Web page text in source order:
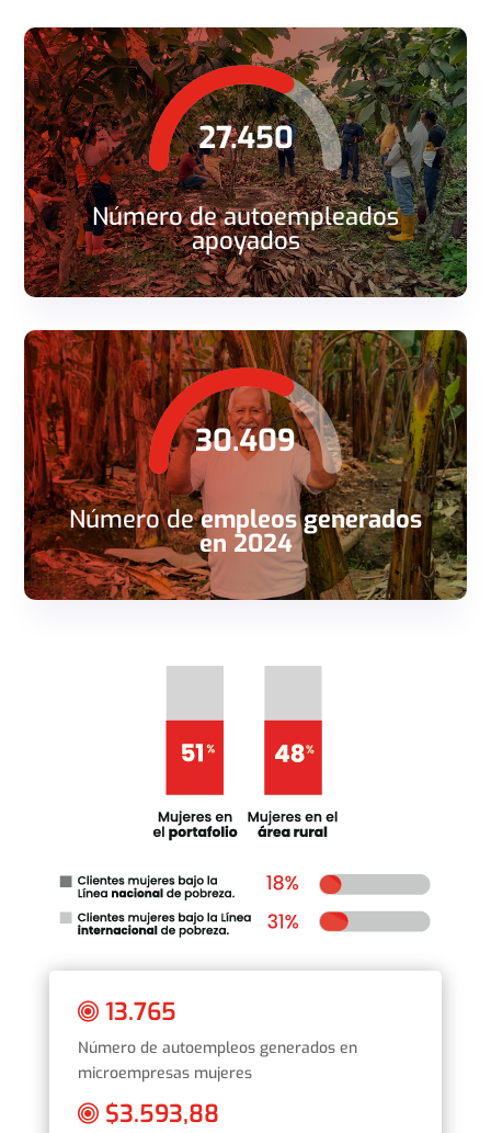
27.450
Número de autoempleados
apoyados
30.409
Número deempleos generados
en 2024
13.765
Número de autoempleos generados en
microempresas mujeres
$3.593,88